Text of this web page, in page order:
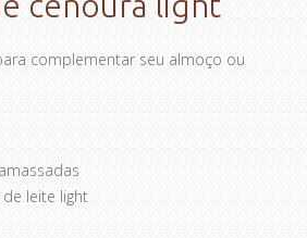
complementar seu almoço ou
leite light